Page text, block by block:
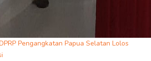
Pengangkatan Papua Selatan Lolos